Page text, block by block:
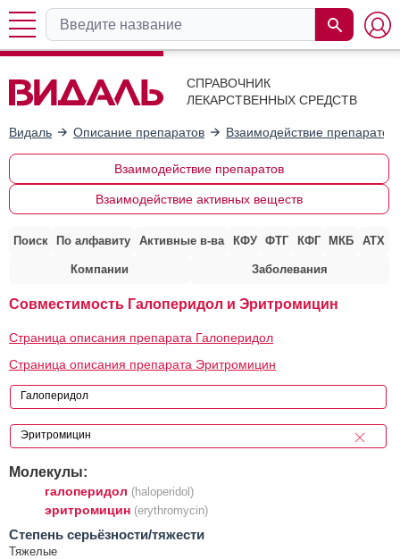
СПРАВОЧНИК
ЛЕКАРСТВЕННЫХ СРЕДСТВ
Видаль Описание препаратов Взаимодействие препаратов
Взаимодействие препаратов
Взаимодействие активных веществ
Поиск По алфавиту Активные в-ва КФУ ФТГ КФГ МКБ АТХ
Компании Заболевания
Совместимость Галоперидол и Эритромицин
Страница описания препарата Галоперидол
Страница описания препарата Эритромицин
Молекулы:
галоперидол (haloperidol)
эритромицин (erythromycin)
Cтепень серьёзности/тяжести
Тяжелые